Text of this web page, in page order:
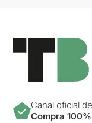
Canal oficial
Compra